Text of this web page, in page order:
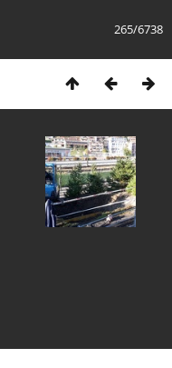
265/6738